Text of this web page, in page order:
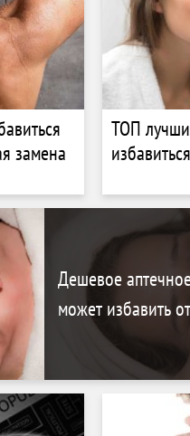
замена
ТОП
Дешевое
может избавить